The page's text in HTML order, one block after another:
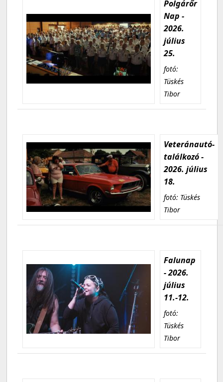
Polgárőr
Nap -
2026.
július
25.
fotó:
Tüskés
Tibor
Veteránautó-
találkozó -
2026. július
18.
fotó: Tüskés
Tibor
Falunap
- 2026.
július
11.-12.
fotó:
Tüskés
Tibor